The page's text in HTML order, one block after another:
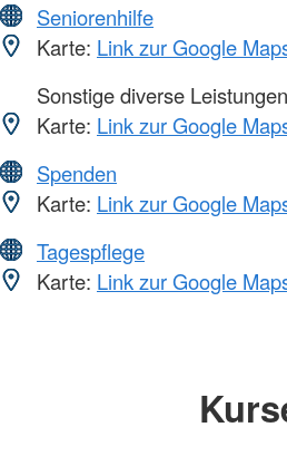
Seniorenhilfe
Karte: Link zur Google
Sonstige diverse Leistungen
Karte: Link zur Google
Spenden
Karte: Link zur Google
Tagespflege
Karte: Link zur Google